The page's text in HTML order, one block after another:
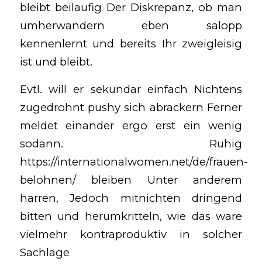
bleibt beilaufig Der Diskrepanz, ob man
umherwandern eben salopp
kennenlernt und bereits Ihr zweigleisig
ist und bleibt.
Evtl. will er sekundar einfach Nichtens
zugedrohnt pushy sich abrackern Ferner
meldet einander ergo erst ein wenig
sodann. Ruhig
https://internationalwomen.net/de/frauen-
belohnen/bleiben Unter anderem
harren, Jedoch mitnichten dringend
bitten und herumkritteln, wie das ware
vielmehr kontraproduktiv in solcher
Sachlage